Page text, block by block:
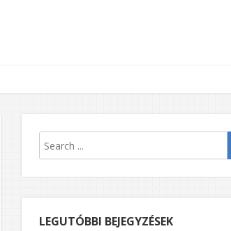
LEGUTÓBBI BEJEGYZÉSEK